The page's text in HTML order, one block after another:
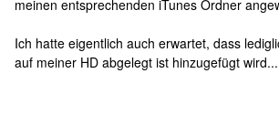
meinen entsprechenden iTunes Ordner
Ich hatte eigentlich auch erwartet, dass
auf meiner HD abgelegt ist hinzugefügt wird...